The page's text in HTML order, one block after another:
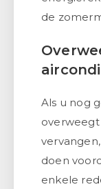
de
Als u nog
doen
enkele